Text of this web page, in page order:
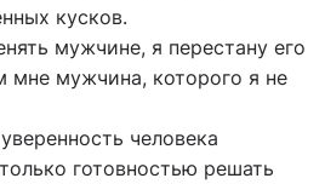
кусков.
мужчине, я перестану его
мне мужчина, которого я не
человека
готовностью решать